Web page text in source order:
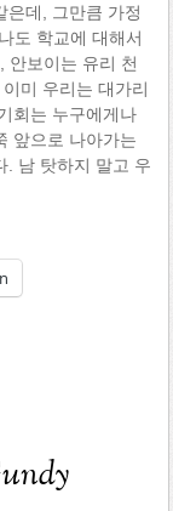
은데, 그만큼 가정
도 학교에 대해서
안보이는 유리 천
미 우리는 대가리
회는 누구에게나
앞으로 나아가는
. 남 탓하지 말고 우